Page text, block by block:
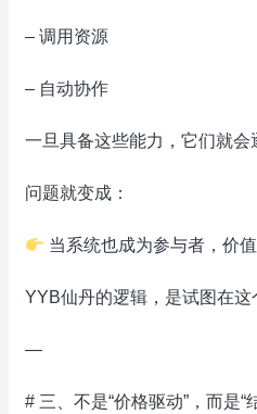
– 调用资源
– 自动协作
一旦具备这些能力，它们就会
问题就变成：
当系统也成为参与者，价
YYB仙丹的逻辑，是试图在这
—
# 三、不是“价格驱动”，而是“